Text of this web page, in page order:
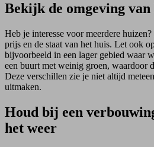
Bekijk de omgeving van
Heb je interesse voor meerdere
prijs en de staat van het huis. Let ook
bijvoorbeeld in een lager gebied waar
een buurt met weinig groen, waardoor
Deze verschillen zie je niet altijd
uitmaken.
Houd bij een
het weer